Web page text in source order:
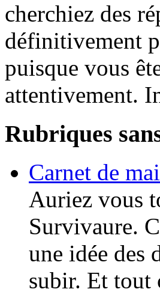
cherchiez des
définitivement
puisque vous
attentivement.
Rubriques
Carnet de
Auriez vous
Survivaure.
une idée des
subir. Et tout